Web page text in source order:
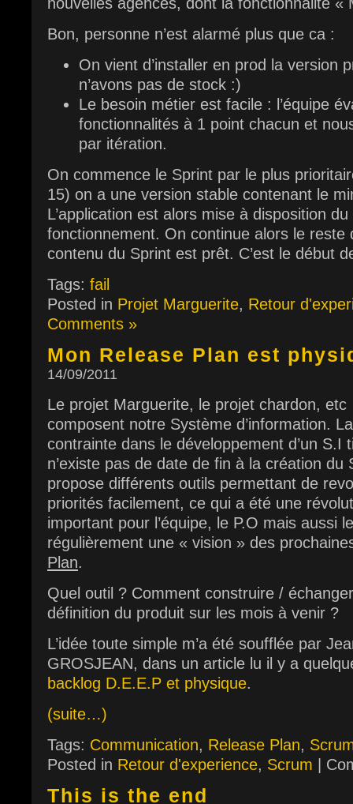
Bon, personne n’est alarmé plus que ca :
On vient d’installer en prod la version
n’avons pas de stock :)
Le besoin métier est facile : l’équipe
fonctionnalités à 1 point chacun et
par itération.
On commence le Sprint par le plus
15) on a une version stable contenant le
L’application est alors mise à disposition
fonctionnement. On continue alors le reste
contenu du Sprint est prêt. C’est le début
Tags: fail
Posted in Projet Marguerite, Retour
Comments »
Mon Release Plan est
14/09/2011
Le projet Marguerite, le projet chardon,
composent notre Système d’information.
contrainte dans le développement d’un S.I
n’existe pas de date de fin à la création du
propose différents outils permettant de
priorités facilement, ce qui a été une
important pour l’équipe, le P.O mais aussi
régulièrement une « vision » des
Plan.
Quel outil ? Comment construire /
définition du produit sur les mois à venir ?
L’idée toute simple m’a été soufflée par
GROSJEAN, dans un article lu il y a
backlog D.E.E.P et physique.
(suite…)
Tags: Communication, Release Plan,
Posted in Retour d'experience, Scrum
This is the end